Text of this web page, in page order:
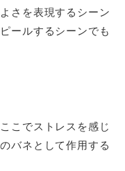
さを表現するシーン
ールするシーンでも
こでストレスを感じ
バネとして作用する